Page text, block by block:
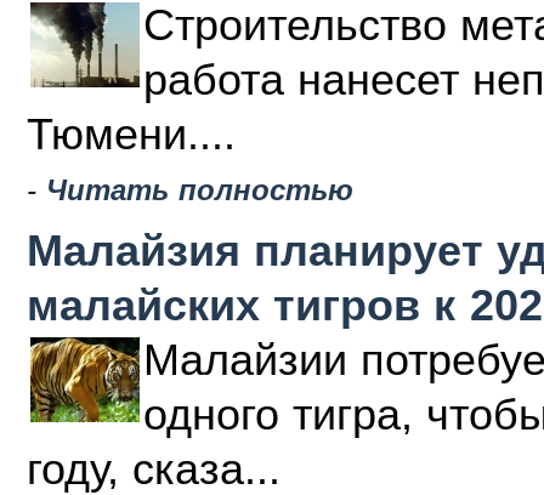
Строительство
работа нанесет
Тюмени....
- Читать полностью
Малайзия планирует
малайских тигров к
Малайзии
одного тигра,
году, сказа...